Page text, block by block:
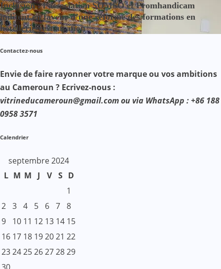
Inclusion : l’association SOMSO et Promhandicam
militent en faveur d’une réforme des formations en
hôtellerie-restauration
Contactez-nous
Envie de faire rayonner votre marque ou vos ambitions
au Cameroun ? Ecrivez-nous :
vitrineducameroun@gmail.com ou via WhatsApp : +86 188
0958 3571
Calendrier
septembre 2024
L M M J V S D
1
2 3 4 5 6 7 8
9
10 11 12 13 14 15
16 17 18 192021 22
23242526272829